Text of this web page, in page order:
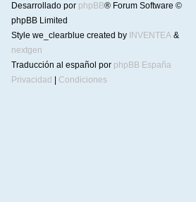
Desarrollado por phpBB® Forum Software ©
phpBB Limited
Style we_clearblue created by INVENTEA &
nextgen
Traducción al español por phpBB España
Privacidad
Condiciones